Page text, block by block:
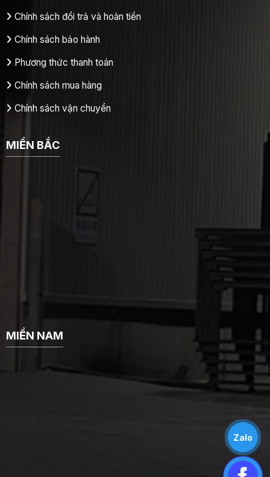
Chính sách đổi trả và hoàn tiền
Chính sách bảo hành
Phương thức thanh toán
Chính sách mua hàng
Chính sách vận chuyển
MIỀN BẮC
MIỀN NAM
Zalo